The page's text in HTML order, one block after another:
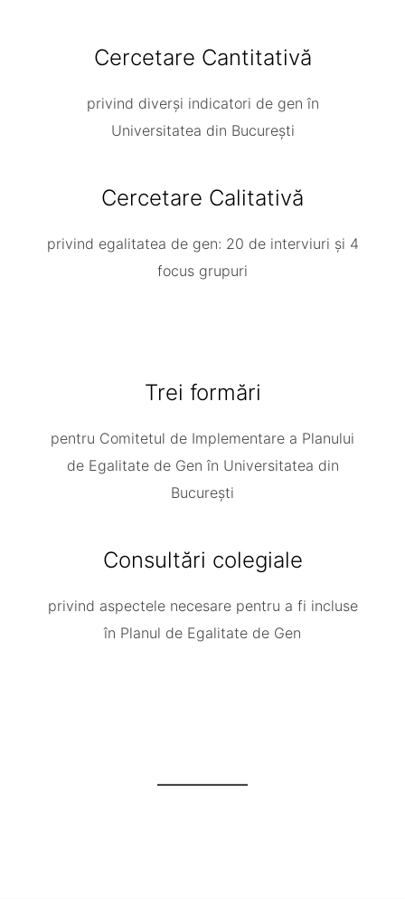
Cercetare Cantitativă
privind diverși indicatori de gen în
Universitatea din București
Cercetare Calitativă
privind egalitatea de gen: 20 de interviuri și 4
focus grupuri
Trei formări
pentru Comitetul de Implementare a Planului
de Egalitate de Gen în Universitatea din
București
Consultări colegiale
privind aspectele necesare pentru a fi incluse
în Planul de Egalitate de Gen